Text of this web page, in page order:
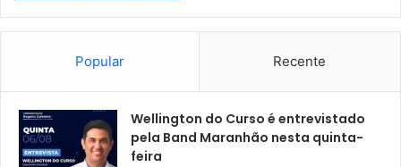
Popular Recente
Wellington do Curso é entrevistado
pela Band Maranhão nesta quinta-
feira